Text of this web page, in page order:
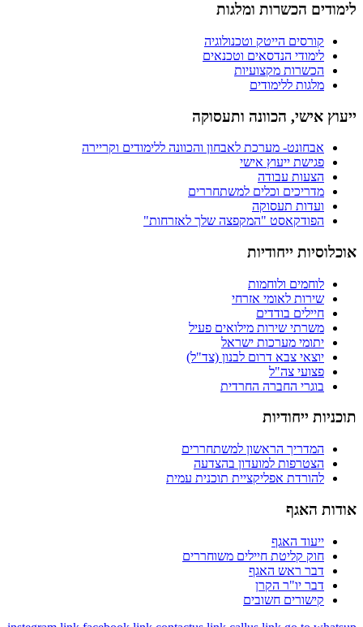
לימודים הכשרות ומלגות
קורסים הייטק וטכנולוגיה
לימודי הנדסאים וטכנאים
הכשרות מקצועיות
מלגות ללימודים
ייעוץ אישי, הכוונה ותעסוקה
אבחונט- מערכת לאבחון והכוונה ללימודים וקריירה
פגישת ייעוץ אישי
הצעות עבודה
מדריכים וכלים למשתחררים
ועדות תעסוקה
הפודקאסט "המקפצה שלך לאזרחות"
אוכלוסיות ייחודיות
לוחמים ולוחמות
שירות לאומי אזרחי
חיילים בודדים
משרתי שירות מילואים פעיל
יתומי מערכות ישראל
יוצאי צבא דרום לבנון (צד"ל)
פצועי צה"ל
בוגרי החברה החרדית
תוכניות ייחודיות
המדריך הראשון למשתחררים
הצטרפות למועדון בהצדעה
להורדת אפליקציית תוכנית עמית
אודות האגף
ייעוד האגף
חוק קליטת חיילים משוחררים
דבר ראש האגף
דבר יו"ר הקרן
קישורים חשובים